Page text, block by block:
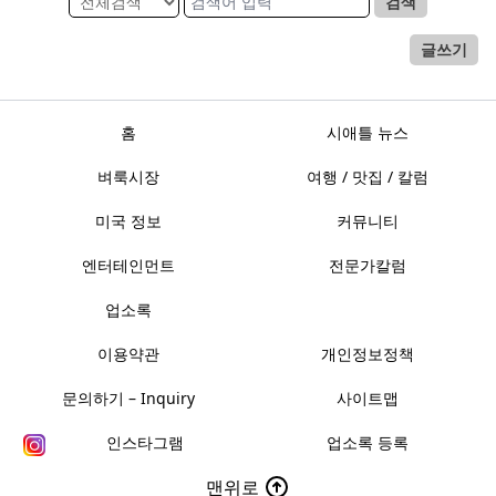
글쓰기
홈 시애틀 뉴스
벼룩시장 여행 / 맛집 / 칼럼
미국 정보 커뮤니티
엔터테인먼트 전문가칼럼
업소록
이용약관 개인정보정책
문의하기 – Inquiry 사이트맵
인스타그램 업소록 등록
맨위로